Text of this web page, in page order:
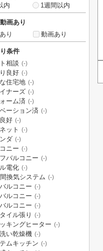
内
1週間以内
画あり
り
動画あり
条件
相談 (-)
良好 (-)
住宅地 (-)
ナーズ (-)
ーム済 (-)
ーション済 (-)
好 (-)
ット (-)
ダ (-)
ニー (-)
バルコニー (-)
電化 (-)
換気システム (-)
ルコニー (-)
ルコニー (-)
ルコニー (-)
イル張り (-)
ッキングヒーター (-)
い乾燥機 (-)
ムキッチン (-)